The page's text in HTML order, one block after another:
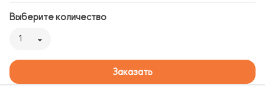
Выберите количество
1
Заказать